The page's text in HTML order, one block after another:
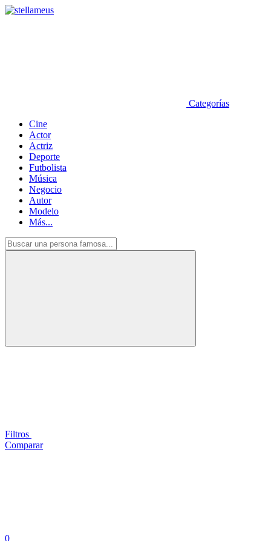
Categorías
Cine
Actor
Actriz
Deporte
Futbolista
Música
Negocio
Autor
Modelo
Más...
Filtros
Comparar
0